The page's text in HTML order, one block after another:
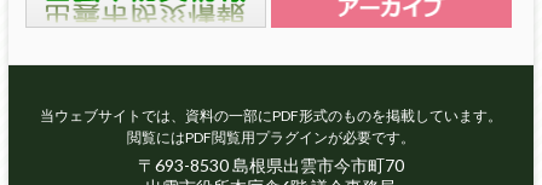
当ウェブサイトでは、資料の一部にPDF形式のものを掲載しています。
閲覧にはPDF閲覧用プラグインが必要です。
〒693-8530 島根県出雲市今市町70